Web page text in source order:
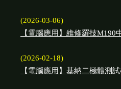
(2026-03-06)
【電腦應用】維修羅技M190
(2026-02-18)
【電腦應用】基納二極體測